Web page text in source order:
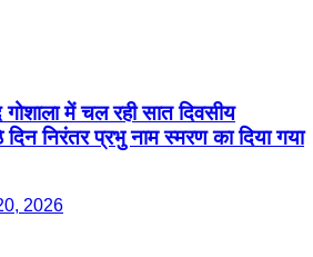
गोशाला में चल रही सात दिवसीय
निरंतर प्रभु नाम स्मरण का दिया गया
2026